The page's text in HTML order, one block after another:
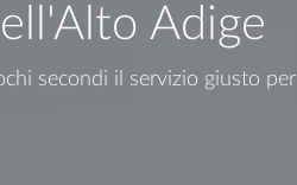
Adige
secondi il servizio giusto per